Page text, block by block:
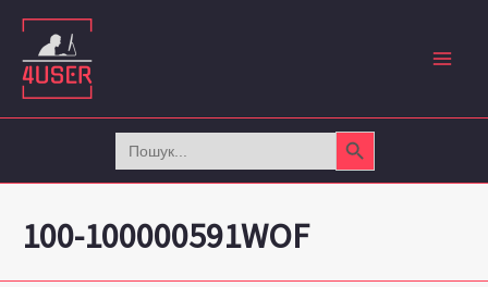
Перейти
вмісту
Search
for:
Search Button
100-100000591WOF